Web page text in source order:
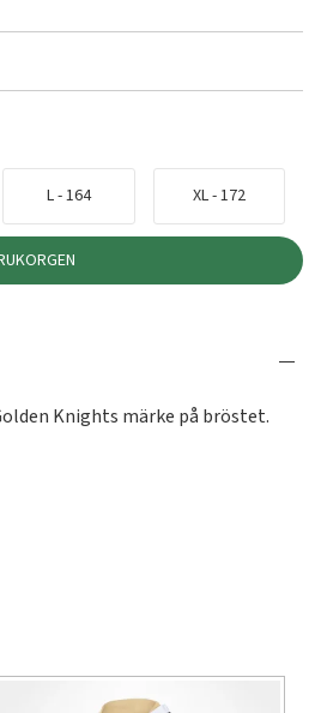
L - 164 XL - 172
Knights märke på bröstet.